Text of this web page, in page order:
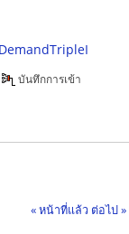
บันทึกการเข้า
« หน้าที่แล้ว ต่อไป »